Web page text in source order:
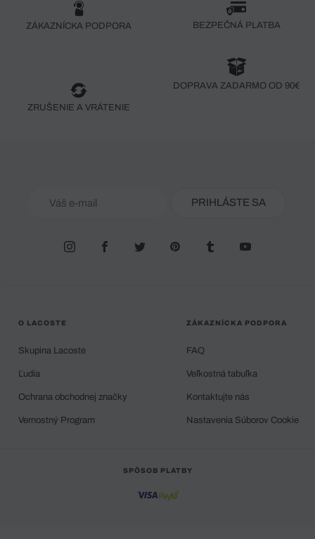
ZÁKAZNÍCKA PODPORA BEZPEČNÁ PLATBA
ZRUŠENIE A VRÁTENIE
DOPRAVA ZADARMO OD 90€
PRIHLÁSTE SA
O LACOSTE
Skupina Lacoste
Ľudia
Ochrana obchodnej značky
Vernostný Program
ZÁKAZNÍCKA PODPORA
FAQ
Veľkostná tabuľka
Kontaktujte nás
Nastavenia Súborov Cookie
SPÔSOB PLATBY